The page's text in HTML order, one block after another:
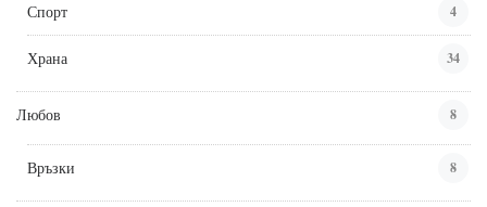
Спорт 4
Храна 34
Любов 8
Връзки 8